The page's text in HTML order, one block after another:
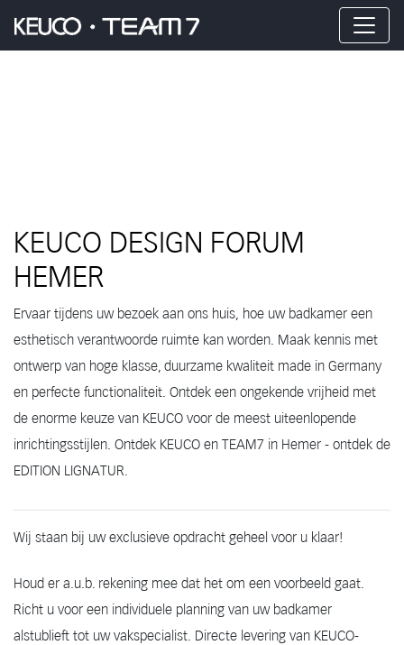
KEUCO DESIGN FORUM
HEMER
Ervaar tijdens uw bezoek aan ons huis, hoe uw badkamer een
esthetisch verantwoorde ruimte kan worden. Maak kennis met
ontwerp van hoge klasse, duurzame kwaliteit made in Germany
en perfecte functionaliteit. Ontdek een ongekende vrijheid met
de enorme keuze van KEUCO voor de meest uiteenlopende
inrichtingsstijlen. Ontdek KEUCO en TEAM7 in Hemer - ontdek de
EDITION LIGNATUR.
Wij staan bij uw exclusieve opdracht geheel voor u klaar!
Houd er a.u.b. rekening mee dat het om een voorbeeld gaat.
Richt u voor een individuele planning van uw badkamer
alstublieft tot uw vakspecialist. Directe levering van KEUCO-